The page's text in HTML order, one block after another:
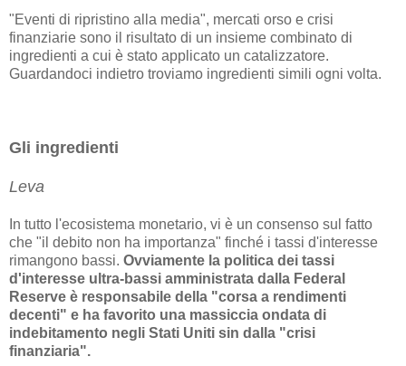
"Eventi di ripristino alla media", mercati orso e crisi
finanziarie sono il risultato di un insieme combinato di
ingredienti a cui è stato applicato un catalizzatore.
Guardandoci indietro troviamo ingredienti simili ogni volta.
Gli ingredienti
Leva
In tutto l'ecosistema monetario, vi è un consenso sul fatto
che "il debito non ha importanza" finché i tassi d'interesse
rimangono bassi. Ovviamente la politica dei tassi
d'interesse ultra-bassi amministrata dalla Federal
Reserve è responsabile della "corsa a rendimenti
decenti" e ha favorito una massiccia ondata di
indebitamento negli Stati Uniti sin dalla "crisi
finanziaria".